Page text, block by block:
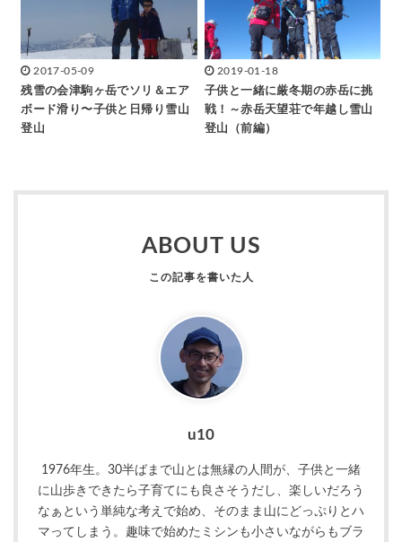
2017-05-09
残雪の会津駒ヶ岳でソリ＆エア
ボード滑り〜子供と日帰り雪山
登山
2019-01-18
子供と一緒に厳冬期の赤岳に挑
戦！～赤岳天望荘で年越し雪山
登山（前編）
ABOUT US
u10
1976年生。30半ばまで山とは無縁の人間が、子供と一緒
に山歩きできたら子育てにも良さそうだし、楽しいだろう
なぁという単純な考えで始め、そのまま山にどっぷりとハ
マってしまう。趣味で始めたミシンも小さいながらもブラ